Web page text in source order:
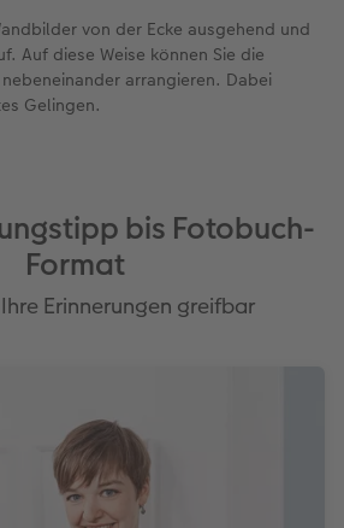
von der Ecke ausgehend und
Auf diese Weise können Sie die
arrangieren. Dabei
Gelingen.
bis Fotobuch-
Format
Erinnerungen greifbar